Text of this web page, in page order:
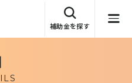
補助金を探す